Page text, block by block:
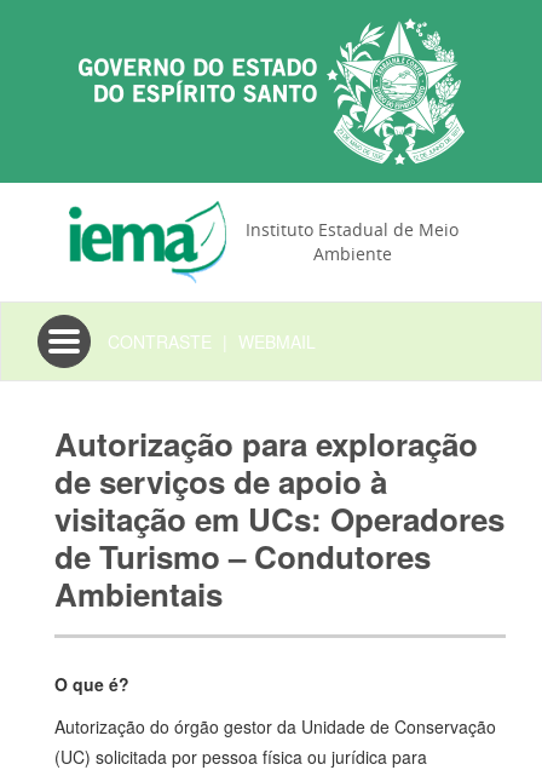
Instituto Estadual de Meio
Ambiente
Toggle
navigation
CONTRASTE | WEBMAIL
Autorização para exploração
de serviços de apoio à
visitação em UCs: Operadores
de Turismo – Condutores
Ambientais
O que é?
Autorização do órgão gestor da Unidade de Conservação
(UC) solicitada por pessoa física ou jurídica para